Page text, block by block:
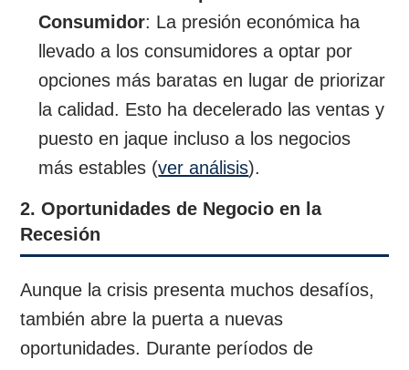
Consumidor: La presión económica ha
llevado a los consumidores a optar por
opciones más baratas en lugar de priorizar
la calidad. Esto ha decelerado las ventas y
puesto en jaque incluso a los negocios
más estables (ver análisis).
2. Oportunidades de Negocio en la
Recesión
Aunque la crisis presenta muchos desafíos,
también abre la puerta a nuevas
oportunidades. Durante períodos de